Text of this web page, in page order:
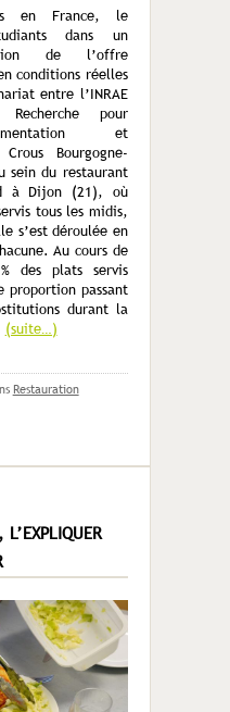
en France, le
dans un
de l’offre
conditions réelles
entre l’INRAE
pour
et
Bourgogne-
sein du restaurant
à Dijon (21), où
tous les midis,
s’est déroulée en
Au cours de
des plats servis
proportion passant
durant la
(suite…)
Restauration
L’EXPLIQUER